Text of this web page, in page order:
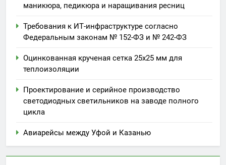
маникюра, педикюра и наращивания ресниц
Требования к ИТ-инфраструктуре согласно
Федеральным законам № 152-ФЗ и № 242-ФЗ
Оцинкованная крученая сетка 25х25 мм для
теплоизоляции
Проектирование и серийное производство
светодиодных светильников на заводе полного
цикла
Авиарейсы между Уфой и Казанью